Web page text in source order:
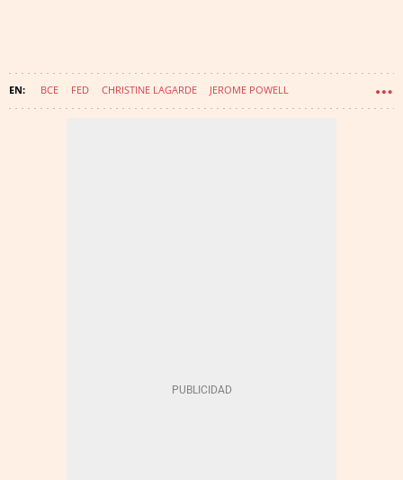
BCE FED CHRISTINE LAGARDE JEROME POWELL